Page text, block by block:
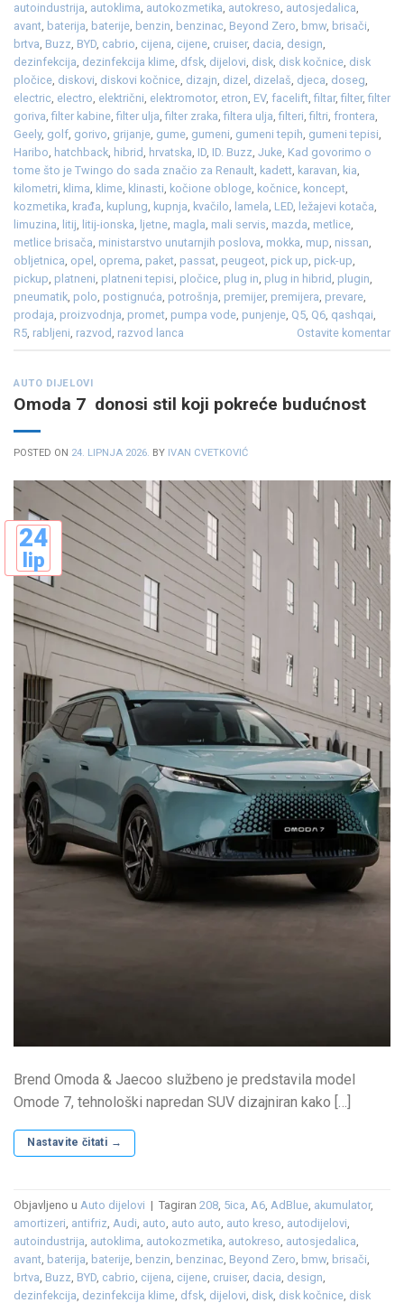
autoindustrija, autoklima, autokozmetika, autokreso, autosjedalica,
avant, baterija, baterije, benzin, benzinac, Beyond Zero, bmw, brisači,
brtva, Buzz, BYD, cabrio, cijena, cijene, cruiser, dacia, design,
dezinfekcija, dezinfekcija klime, dfsk, dijelovi, disk, disk kočnice, disk
pločice, diskovi, diskovi kočnice, dizajn, dizel , dizelaš, djeca, doseg,
electric, electro, električni, elektromotor, etron, EV, facelift,filtar,filter,filter
goriva,filter kabine,filter ulja,filter zraka,filtera ulja,filteri,filtri, frontera,
Geely, golf, gorivo, grijanje, gume, gumeni, gumeni tepih, gumeni tepisi,
Haribo, hatchback, hibrid, hrvatska, ID, ID. Buzz, Juke, Kad govorimo o
tome što je Twingo do sada značio za Renault, kadett, karavan, kia,
kilometri, klima, klime, klinasti, kočione obloge, kočnice, koncept,
kozmetika, krađa, kuplung, kupnja, kvačilo, lamela, LED, ležajevi kotača,
limuzina, litij, litij-ionska, ljetne, magla, mali servis, mazda, metlice,
metlice brisača, ministarstvo unutarnjih poslova, mokka, mup, nissan,
obljetnica, opel , oprema, paket, passat, peugeot, pick up, pick-up,
pickup, platneni, platneni tepisi, pločice, plug in, plug in hibrid, plugin,
pneumatik, polo, postignuća, potrošnja, premijer, premijera, prevare,
prodaja, proizvodnja, promet, pumpa vode, punjenje, Q5, Q6, qashqai,
R5, rabljeni, razvod, razvod lanca Ostavite komentar
AUTO DIJELOVI
Omoda 7 donosi stil koji pokreće budućnost
POSTED ON 24. LIPNJA 2026. BY IVAN CVETKOVIĆ
24
lip
Brend Omoda & Jaecoo službeno je predstavila model
Omode 7, tehnološki napredan SUV dizajniran kako […]
Nastavite čitati →
Objavljeno u Auto dijelovi | Tagiran 208 5ica A6 AdBlue akumulator,
amortizeri antifriz Audi auto auto auto auto kreso autodijelovi
autoindustrija autoklima autokozmetika autokreso autosjedalica
avant baterija baterije benzin benzinac Beyond Zero bmw brisači
brtva Buzz BYD cabrio cijena cijene cruiser, dacia design
dezinfekcija dezinfekcija klime dfsk dijelovi disk disk kočnice disk